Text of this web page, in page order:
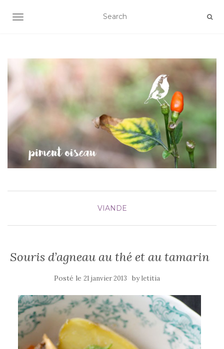
AFFICHER/MASQUER LA NAVIGATION
VIANDE
Souris d’agneau au thé et au tamarin
Posté le 21 janvier 2013 byletitia